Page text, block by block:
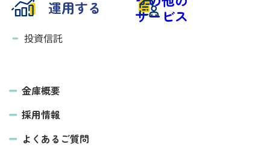
運用する
投資信託
サービス
金庫概要
採用情報
よくあるご質問